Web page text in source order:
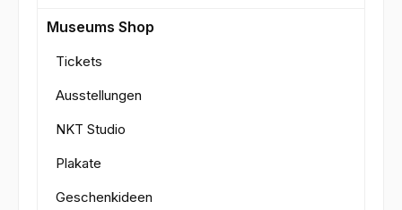
Museums Shop
Tickets
Ausstellungen
NKT Studio
Plakate
Geschenkideen